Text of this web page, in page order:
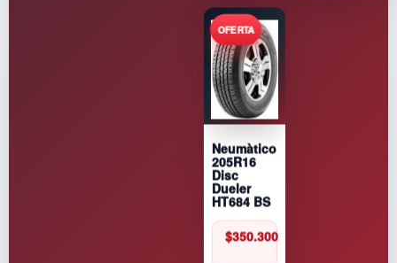
Neumàtico
205R16
Disc
Dueler
HT684 BS
$350.300